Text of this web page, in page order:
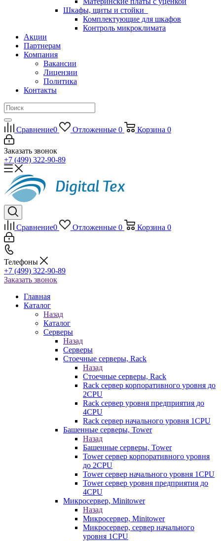
Шкафы, щиты и стойки
Комплектующие для шкафов
Контроль микроклимата
Акции
Партнерам
Компания
Вакансии
Лицензии
Политика
Контакты
Сравнение0 Отложенные 0 Корзина 0
Заказать звонок
+7 (499) 322-90-89
Сравнение0 Отложенные 0 Корзина 0
Телефоны
+7 (499) 322-90-89
Заказать звонок
Главная
Каталог
Назад
Каталог
Серверы
Назад
Серверы
Стоечные серверы, Rack
Назад
Стоечные серверы, Rack
Rack сервер корпоративного уровня до
2CPU
Rack сервер уровня предприятия до
4CPU
Rack сервер начального уровня 1CPU
Башенные серверы, Tower
Назад
Башенные серверы, Tower
Tower сервер корпоративного уровня
до 2CPU
Tower сервер начального уровня 1CPU
Tower сервер уровня предприятия до
4CPU
Микросервер, Minitower
Назад
Микросервер, Minitower
Микросервер, сервер начального
уровня 1CPU